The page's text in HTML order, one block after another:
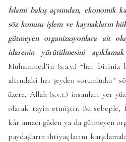
İslami bakış açısından, ekonomik
söz konusu işlem ve kaynakların
gütmeyen organizasyonlara ait
idarenin yürütülmesini açıklamak
Muhammed’in (s.a.v.) “her
altındaki her şeyden sorumludur”
üzere, Allah (s.v.t.) insanları yer
olarak tayin etmiştir. Bu sebeple,
kâr amacı güden ya da gütmeyen
paydaşların ihtiyaçlarını